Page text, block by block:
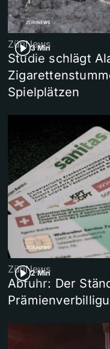
3 Min
ZüriNews
Studie schlägt
Spielplätzen
2 Min
ZüriNews
Abfuhr: Der